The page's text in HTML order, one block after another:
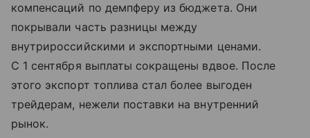
компенсаций по демпферу из бюджета. Они
покрывали часть разницы между
внутрироссийскими и экспортными ценами.
С 1 сентября выплаты сокращены вдвое. После
этого экспорт топлива стал более выгоден
трейдерам, нежели поставки на внутренний
рынок.